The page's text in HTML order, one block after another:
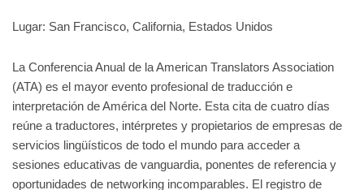
Lugar: San Francisco, California, Estados Unidos
La Conferencia Anual de la American Translators Association
(ATA) es el mayor evento profesional de traducción e
interpretación de América del Norte. Esta cita de cuatro días
reúne a traductores, intérpretes y propietarios de empresas de
servicios lingüísticos de todo el mundo para acceder a
sesiones educativas de vanguardia, ponentes de referencia y
oportunidades de networking incomparables. El registro de